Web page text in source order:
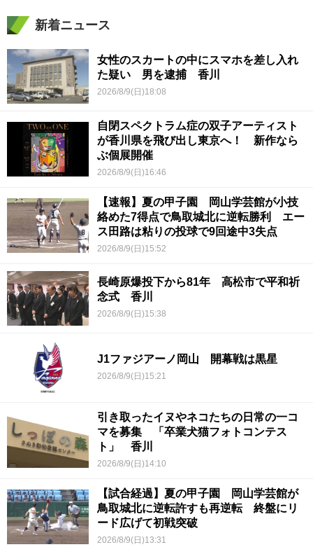
新着ニュース
女性のスカートの中にスマホを差し入れ
た疑い 男を逮捕 香川
2026/8/9(日)18:08
自閉スペクトラム症の双子アーティスト
が香川県を飛び出し東京へ！ 新作なら
ぶ個展開催
2026/8/9(日)16:46
【速報】夏の甲子園 岡山学芸館が小技
絡めた7得点で鳥取城北に逆転勝利 エー
ス田路は粘りの投球で9回途中3失点
2026/8/9(日)15:52
長崎原爆投下から81年 高松市で平和祈
念式 香川
2026/8/9(日)15:38
J1ファジアーノ岡山 開幕戦は黒星
2026/8/9(日)15:21
引き取ったイヌやネコたちの日常の一コ
マを募集 「卒業犬猫フォトコンテス
ト」 香川
2026/8/9(日)14:10
【試合経過】夏の甲子園 岡山学芸館が
鳥取城北に逆転許すも再逆転 終盤にリ
ード広げて初戦突破
2026/8/9(日)13:31